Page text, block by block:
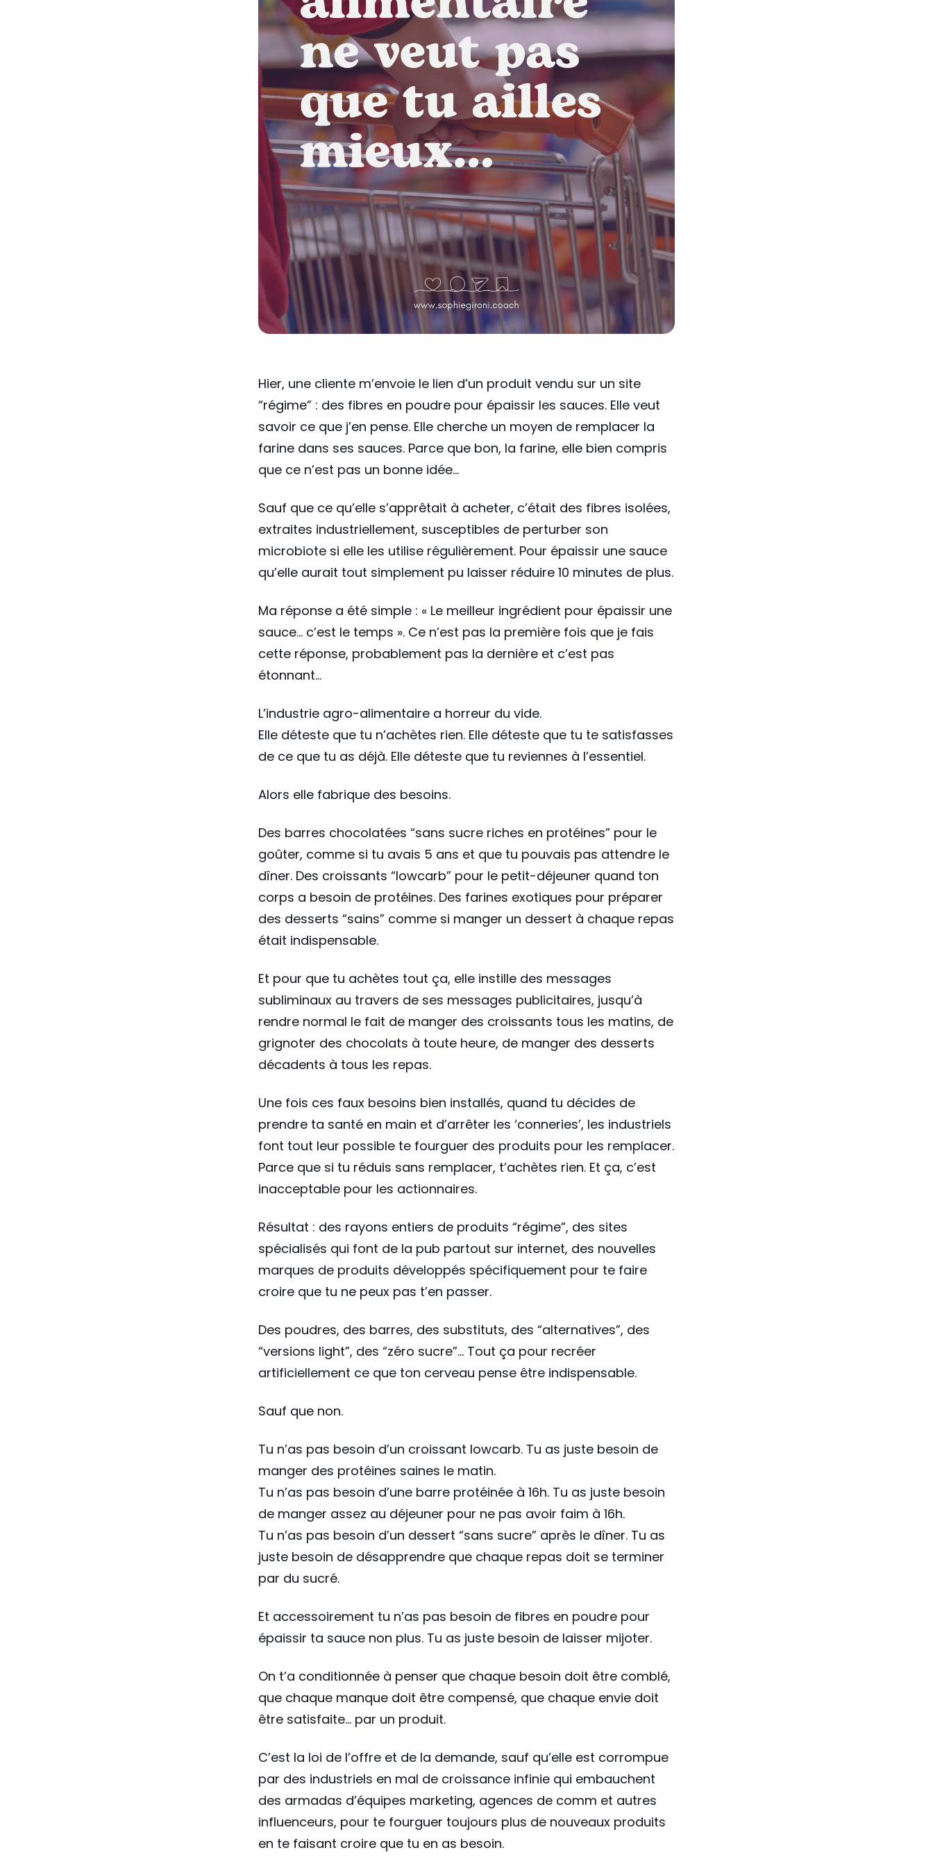
Hier, une cliente m’envoie le lien d’un produit vendu sur un site
“régime” : des fibres en poudre pour épaissir les sauces. Elle veut
savoir ce que j’en pense. Elle cherche un moyen de remplacer la
farine dans ses sauces. Parce que bon, la farine, elle bien compris
que ce n’est pas un bonne idée…
Sauf que ce qu’elle s’apprêtait à acheter, c’était des fibres isolées,
extraites industriellement, susceptibles de perturber son
microbiote si elle les utilise régulièrement. Pour épaissir une sauce
qu’elle aurait tout simplement pu laisser réduire 10 minutes de plus.
Ma réponse a été simple : « Le meilleur ingrédient pour épaissir une
sauce… c’est le temps ». Ce n’est pas la première fois que je fais
cette réponse, probablement pas la dernière et c’est pas
étonnant…
L’industrie agro-alimentaire a horreur du vide.
Elle déteste que tu n’achètes rien. Elle déteste que tu te satisfasses
de ce que tu as déjà. Elle déteste que tu reviennes à l’essentiel.
Alors elle fabrique des besoins.
Des barres chocolatées “sans sucre riches en protéines” pour le
goûter, comme si tu avais 5 ans et que tu pouvais pas attendre le
dîner. Des croissants “lowcarb” pour le petit-déjeuner quand ton
corps a besoin de protéines. Des farines exotiques pour préparer
des desserts “sains” comme si manger un dessert à chaque repas
était indispensable.
Et pour que tu achètes tout ça, elle instille des messages
subliminaux au travers de ses messages publicitaires, jusqu’à
rendre normal le fait de manger des croissants tous les matins, de
grignoter des chocolats à toute heure, de manger des desserts
décadents à tous les repas.
Une fois ces faux besoins bien installés, quand tu décides de
prendre ta santé en main et d’arrêter les ‘conneries’, les industriels
font tout leur possible te fourguer des produits pour les remplacer.
Parce que si tu réduis sans remplacer, t’achètes rien. Et ça, c’est
inacceptable pour les actionnaires.
Résultat : des rayons entiers de produits “régime”, des sites
spécialisés qui font de la pub partout sur internet, des nouvelles
marques de produits développés spécifiquement pour te faire
croire que tu ne peux pas t’en passer.
Des poudres, des barres, des substituts, des “alternatives”, des
“versions light”, des “zéro sucre”… Tout ça pour recréer
artificiellement ce que ton cerveau pense être indispensable.
Sauf que non.
Tu n’as pas besoin d’un croissant lowcarb. Tu as juste besoin de
manger des protéines saines le matin.
Tu n’as pas besoin d’une barre protéinée à 16h. Tu as juste besoin
de manger assez au déjeuner pour ne pas avoir faim à 16h.
Tu n’as pas besoin d’un dessert “sans sucre” après le dîner. Tu as
juste besoin de désapprendre que chaque repas doit se terminer
par du sucré.
Et accessoirement tu n’as pas besoin de fibres en poudre pour
épaissir ta sauce non plus. Tu as juste besoin de laisser mijoter.
On t’a conditionnée à penser que chaque besoin doit être comblé,
que chaque manque doit être compensé, que chaque envie doit
être satisfaite… par un produit.
C’est la loi de l’offre et de la demande, sauf qu’elle est corrompue
par des industriels en mal de croissance infinie qui embauchent
des armadas d’équipes marketing, agences de comm et autres
influenceurs, pour te fourguer toujours plus de nouveaux produits
en te faisant croire que tu en as besoin.